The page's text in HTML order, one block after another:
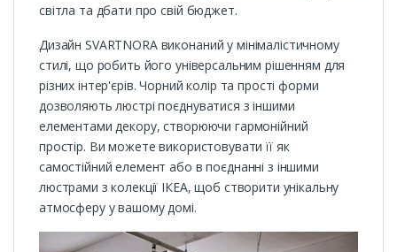
світла та дбати про свій бюджет.
Дизайн SVARTNORA виконаний у мінімалістичному
стилі, що робить його універсальним рішенням для
різних інтер'єрів. Чорний колір та прості форми
дозволяють люстрі поєднуватися з іншими
елементами декору, створюючи гармонійний
простір. Ви можете використовувати її як
самостійний елемент або в поєднанні з іншими
люстрами з колекції ІКЕА, щоб створити унікальну
атмосферу у вашому домі.